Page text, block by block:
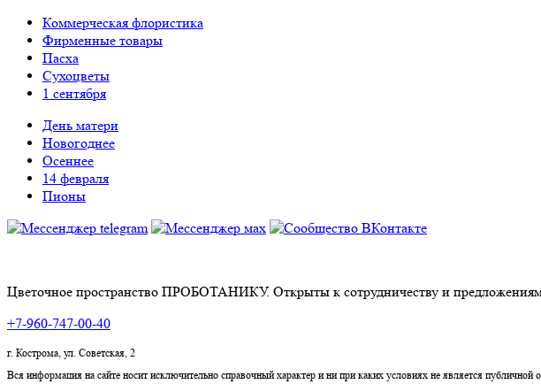
Коммерческая флористика
Фирменные товары
Пасха
Сухоцветы
1 сентября
День матери
Новогоднее
Осеннее
14 февраля
Пионы
Цветочное пространство ПРОБОТАНИКУ. Открыты к сотрудничеству и
+7-960-747-00-40
г. Кострома, ул. Советская, 2
Вся информация на сайте носит исключительно справочный характер и ни при каких условиях не является